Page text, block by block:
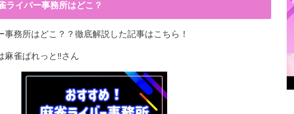
ライバー事務所はどこ？
事務所はどこ？？徹底解説した記事はこちら！
麻雀ぱれっと‼︎さん